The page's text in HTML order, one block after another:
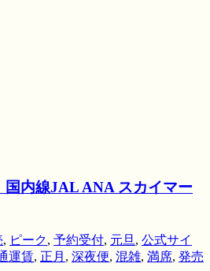
国内線JAL ANA スカイマー
, ピーク, 予約受付, 元旦 , 公式サイ
運賃, 正月 , 深夜便, 混雑, 満席, 発売